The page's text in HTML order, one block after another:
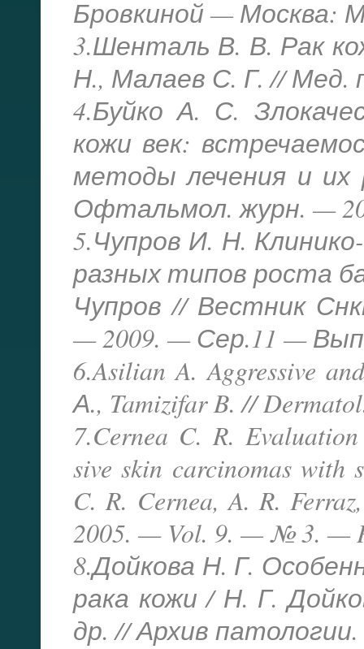
Бровкиной — Москва:
3.Шенталь В. В. Рак
Н., Малаев С. Г. //
4.Буйко А. С.
кожи век:
методы лечения и
Офтальмол. журн. —
5.Чупров И. Н.
разных типов роста
Чупров // Вестник
— 2009. — Сер.11 —
6.Asilian A. Aggressive
А., Tamizifar B. //
7.Cernea C. R.
sive skin carcinomas with
C. R. Cernea, A. R.
2005. — Vol. 9. — № 3. —
8.Дойкова Н. Г.
рака кожи / Н. Г.
др. // Архив